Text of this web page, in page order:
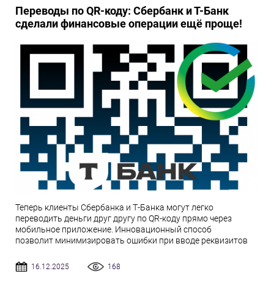
Переводы по QR-коду: Сбербанк и Т-Банк
сделали финансовые операции ещё проще!
Теперь клиенты Сбербанка и Т-Банка могут легко
переводить деньги друг другу по QR-коду прямо через
мобильное приложение. Инновационный способ
позволит минимизировать ошибки при вводе реквизитов
16.12.2025 168